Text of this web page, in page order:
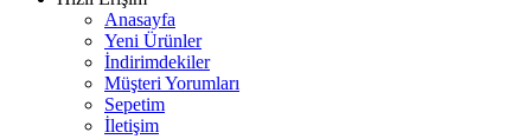
Anasayfa
Yeni Ürünler
İndirimdekiler
Müşteri Yorumları
Sepetim
İletişim